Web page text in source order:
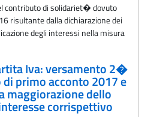
contributo di solidariet� dovuto
risultante dalla dichiarazione dei
degli interessi nella misura
Iva: versamento 2�
primo acconto 2017 e
maggiorazione dello
corrispettivo